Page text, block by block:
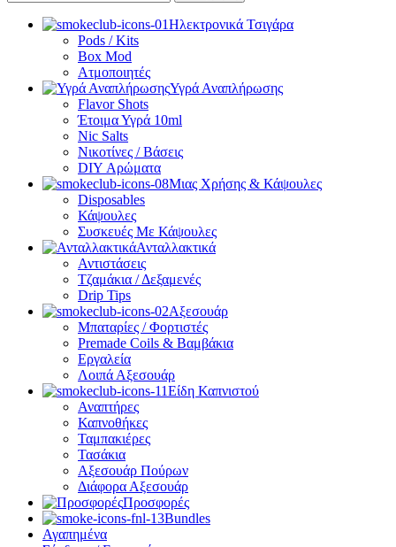
Ηλεκτρονικά Τσιγάρα
Pods / Kits
Box Mod
Ατμοποιητές
Υγρά Αναπλήρωσης
Flavor Shots
Έτοιμα Υγρά 10ml
Nic Salts
Νικοτίνες / Βάσεις
DIY Αρώματα
Μιας Χρήσης & Κάψουλες
Disposables
Κάψουλες
Συσκευές Με Κάψουλες
Ανταλλακτικά
Αντιστάσεις
Τζαμάκια / Δεξαμενές
Drip Tips
Αξεσουάρ
Μπαταρίες / Φορτιστές
Premade Coils & Βαμβάκια
Εργαλεία
Λοιπά Αξεσουάρ
Είδη Καπνιστού
Αναπτήρες
Καπνοθήκες
Ταμπακιέρες
Τασάκια
Αξεσουάρ Πούρων
Διάφορα Αξεσουάρ
Προσφορές
Bundles
Αγαπημένα